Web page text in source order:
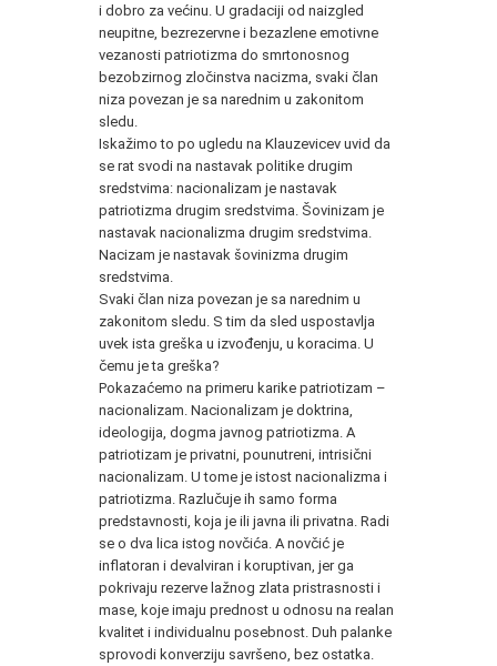
i dobro za većinu. U gradaciji od naizgled
neupitne, bezrezervne i bezazlene emotivne
vezanosti patriotizma do smrtonosnog
bezobzirnog zločinstva nacizma, svaki član
niza povezan je sa narednim u zakonitom
sledu.
Iskažimo to po ugledu na Klauzevicev uvid da
se rat svodi na nastavak politike drugim
sredstvima: nacionalizam je nastavak
patriotizma drugim sredstvima. Šovinizam je
nastavak nacionalizma drugim sredstvima.
Nacizam je nastavak šovinizma drugim
sredstvima.
Svaki član niza povezan je sa narednim u
zakonitom sledu. S tim da sled uspostavlja
uvek ista greška u izvođenju, u koracima. U
čemu je ta greška?
Pokazaćemo na primeru karike patriotizam –
nacionalizam. Nacionalizam je doktrina,
ideologija, dogma javnog patriotizma. A
patriotizam je privatni, pounutreni, intrisični
nacionalizam. U tome je istost nacionalizma i
patriotizma. Razlučuje ih samo forma
predstavnosti, koja je ili javna ili privatna. Radi
se o dva lica istog novčića. A novčić je
inflatoran i devalviran i koruptivan, jer ga
pokrivaju rezerve lažnog zlata pristrasnosti i
mase, koje imaju prednost u odnosu na realan
kvalitet i individualnu posebnost. Duh palanke
sprovodi konverziju savršeno, bez ostatka.